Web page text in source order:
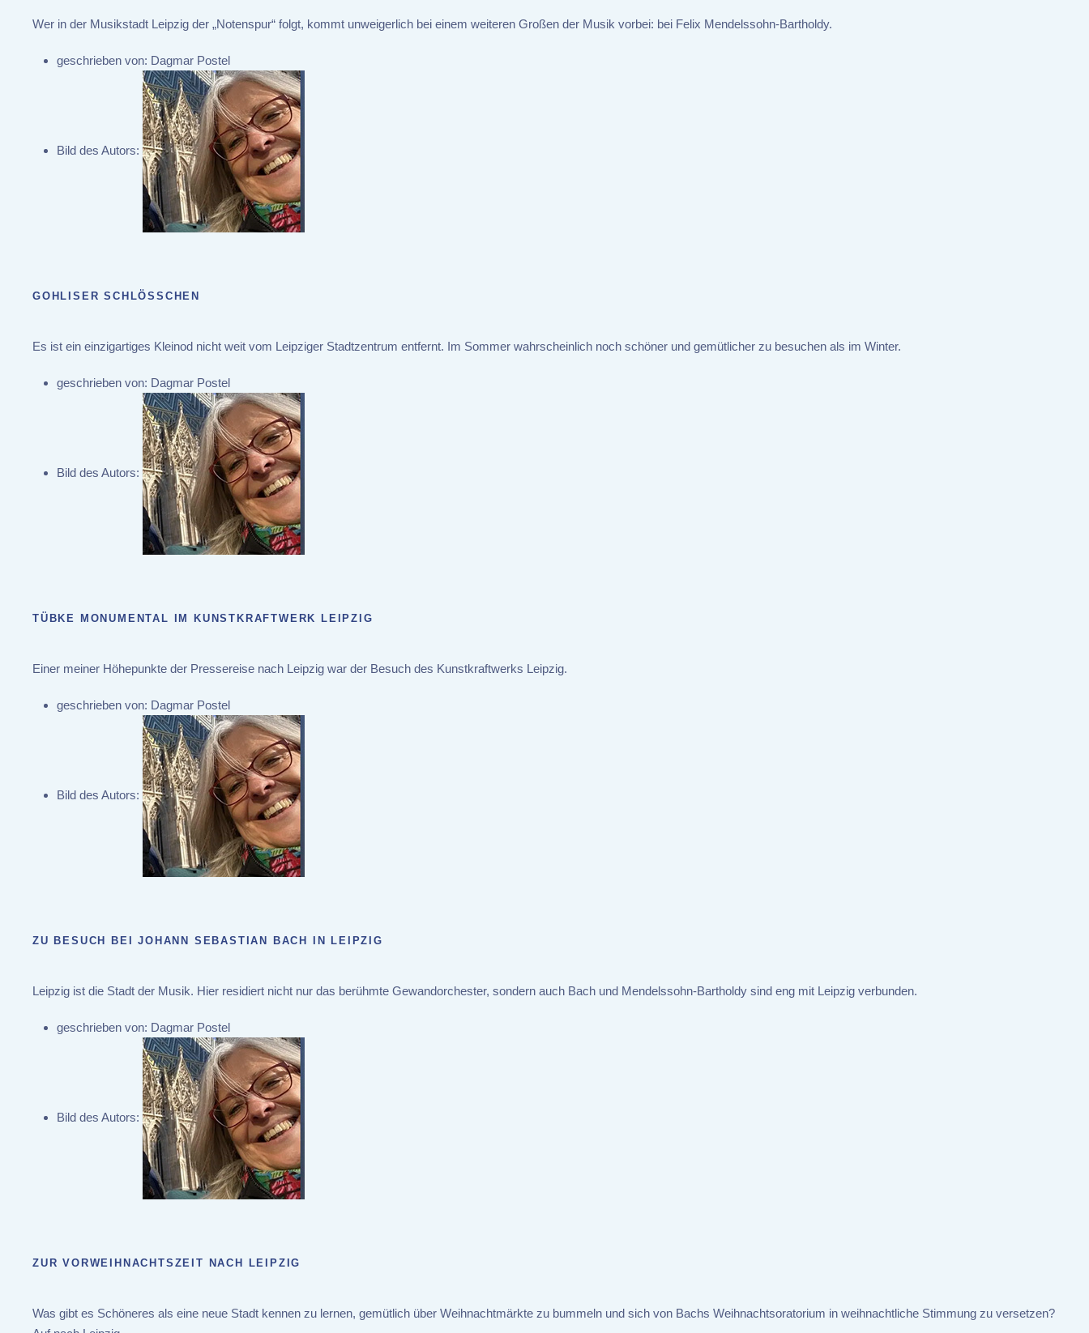
Wer in der Musikstadt Leipzig der „Notenspur“ folgt, kommt unweigerlich bei einem weiteren Großen der Musik vorbei: bei Felix Mendelssohn-Bartholdy.
geschrieben von: Dagmar Postel
Bild des Autors:
GOHLISER SCHLÖSSCHEN
Es ist ein einzigartiges Kleinod nicht weit vom Leipziger Stadtzentrum entfernt. Im Sommer wahrscheinlich noch schöner und gemütlicher zu besuchen als im Winter.
geschrieben von: Dagmar Postel
Bild des Autors:
TÜBKE MONUMENTAL IM KUNSTKRAFTWERK LEIPZIG
Einer meiner Höhepunkte der Pressereise nach Leipzig war der Besuch des Kunstkraftwerks Leipzig.
geschrieben von: Dagmar Postel
Bild des Autors:
ZU BESUCH BEI JOHANN SEBASTIAN BACH IN LEIPZIG
Leipzig ist die Stadt der Musik. Hier residiert nicht nur das berühmte Gewandorchester, sondern auch Bach und Mendelssohn-Bartholdy sind eng mit Leipzig verbunden.
geschrieben von: Dagmar Postel
Bild des Autors:
ZUR VORWEIHNACHTSZEIT NACH LEIPZIG
Was gibt es Schöneres als eine neue Stadt kennen zu lernen, gemütlich über Weihnachtmärkte zu bummeln und sich von Bachs Weihnachtsoratorium in weihnachtliche Stimmung zu versetzen?